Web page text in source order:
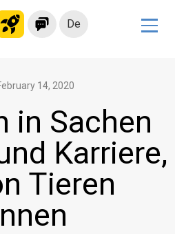
De
365
14, 2020
in Sachen
Karriere,
Tieren